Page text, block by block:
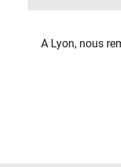
A Lyon, nous